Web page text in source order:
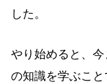
した。
やり始めると、
の知識を学ぶこ